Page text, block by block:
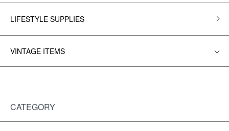
LIFESTYLE SUPPLIES
VINTAGE ITEMS
CATEGORY